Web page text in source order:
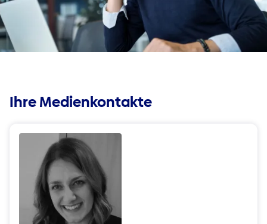
Schadenmeldung
Meine relevanten Dokumente
Ihre Medienkontakte